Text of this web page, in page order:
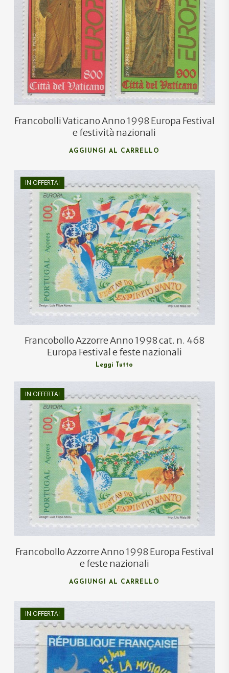
€ 1,40
Francobolli Vaticano Anno 1998 Europa Festival
e festività nazionali
AGGIUNGI AL CARRELLO
IN OFFERTA!
€1,80
€1,10
Francobollo Azzorre Anno 1998 cat. n. 468
Europa Festival e feste nazionali
Leggi Tutto
IN OFFERTA!
€1,80
€1,10
Francobollo Azzorre Anno 1998 Europa Festival
e feste nazionali
AGGIUNGI AL CARRELLO
IN OFFERTA!